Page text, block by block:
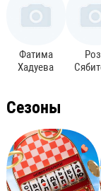
Фатима
Хадуева
Сезоны